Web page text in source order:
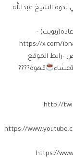
ندوة الشيخ عبدالله
-
https://x.com/
-رابط الموقع
قهوة????
https://
https://